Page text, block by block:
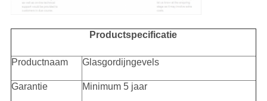
Productspecificatie
Productnaam Glasgordijngevels
Garantie Minimum 5 jaar